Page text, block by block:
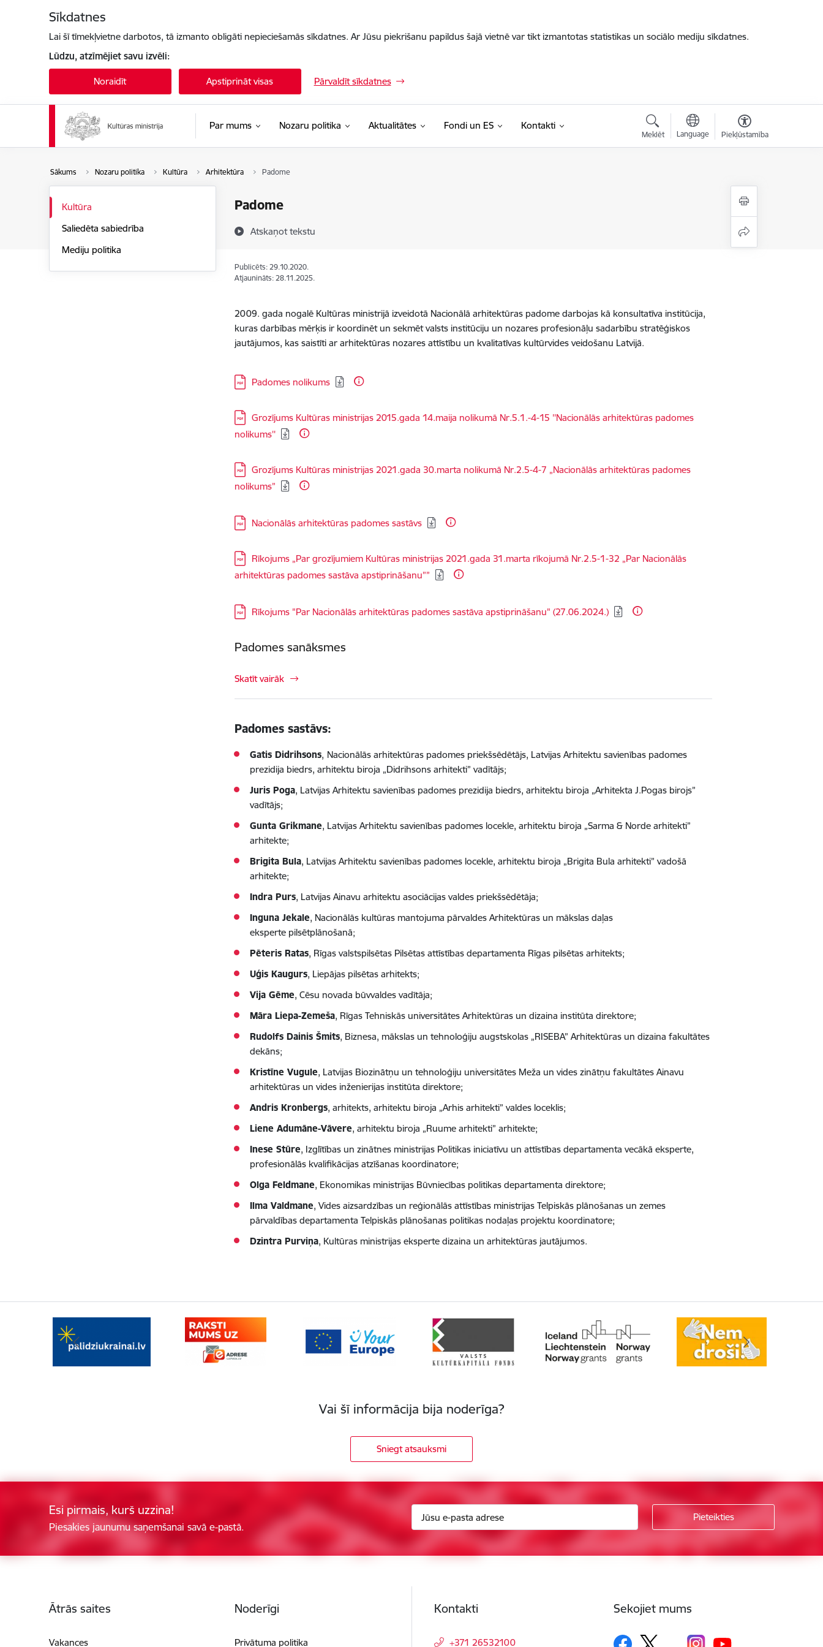
Sīkdatnes
Lai šī tīmekļvietne darbotos, tā izmanto obligāti nepieciešamās sīkdatnes. Ar Jūsu piekrišanu papildus šajā vietnē var tikt izmantotas statistikas un sociālo mediju sīkdatnes.
Lūdzu, atzīmējiet savu izvēli:
Noraidīt Apstiprināt visas Pārvaldīt sīkdatnes
Par mums Nozaru politika Aktualitātes Fondi un ES Kontakti
Meklēt Language Piekļūstamība
Sākums Nozaru politika Kultūra Arhitektūra Padome
Padome
Atskaņot tekstu
Kultūra
Saliedēta sabiedrība
Mediju politika
Publicēts: 29.10.2020.
Atjaunināts: 28.11.2025.
2009. gada nogalē Kultūras ministrijā izveidotā Nacionālā arhitektūras padome darbojas kā konsultatīva institūcija,
kuras darbības mērķis ir koordinēt un sekmēt valsts institūciju un nozares profesionāļu sadarbību stratēģiskos
jautājumos, kas saistīti ar arhitektūras nozares attīstību un kvalitatīvas kultūrvides veidošanu Latvijā.
Lejupielādēt:
Padomes nolikums
Lejupielādēt:
Grozījums Kultūras ministrijas 2015.gada 14.maija nolikumā Nr.5.1.-4-15 ''Nacionālās arhitektūras padomes
nolikums''
Lejupielādēt:
Grozījums Kultūras ministrijas 2021.gada 30.marta nolikumā Nr.2.5-4-7 „Nacionālās arhitektūras padomes
nolikums”
Lejupielādēt:
Nacionālās arhitektūras padomes sastāvs
Lejupielādēt:
Rīkojums „Par grozījumiem Kultūras ministrijas 2021.gada 31.marta rīkojumā Nr.2.5-1-32 „Par Nacionālās
arhitektūras padomes sastāva apstiprināšanu””
Lejupielādēt:
Rīkojums "Par Nacionālās arhitektūras padomes sastāva apstiprināšanu" (27.06.2024.)
Padomes sanāksmes
Skatīt vairāk
Padomes sastāvs:
Gatis Didrihsons, Nacionālās arhitektūras padomes priekšsēdētājs, Latvijas Arhitektu savienības padomes
prezidija biedrs, arhitektu biroja „Didrihsons arhitekti” vadītājs;
Juris Poga, Latvijas Arhitektu savienības padomes prezidija biedrs, arhitektu biroja „Arhitekta J.Pogas birojs”
vadītājs;
Gunta Grikmane, Latvijas Arhitektu savienības padomes locekle, arhitektu biroja „Sarma & Norde arhitekti”
arhitekte;
Brigita Bula, Latvijas Arhitektu savienības padomes locekle, arhitektu biroja „Brigita Bula arhitekti” vadošā
arhitekte;
Indra Purs, Latvijas Ainavu arhitektu asociācijas valdes priekšsēdētāja;
Inguna Jekale, Nacionālās kultūras mantojuma pārvaldes Arhitektūras un mākslas daļas
eksperte pilsētplānošanā;
Pēteris Ratas, Rīgas valstspilsētas Pilsētas attīstības departamenta Rīgas pilsētas arhitekts;
Uģis Kaugurs, Liepājas pilsētas arhitekts;
Vija Gēme, Cēsu novada būvvaldes vadītāja;
Māra Liepa-Zemeša, Rīgas Tehniskās universitātes Arhitektūras un dizaina institūta direktore;
Rudolfs Dainis Šmits, Biznesa, mākslas un tehnoloģiju augstskolas „RISEBA” Arhitektūras un dizaina fakultātes
dekāns;
Kristīne Vugule, Latvijas Biozinātņu un tehnoloģiju universitātes Meža un vides zinātņu fakultātes Ainavu
arhitektūras un vides inženierijas institūta direktore;
Andris Kronbergs, arhitekts, arhitektu biroja „Arhis arhitekti” valdes loceklis;
Liene Adumāne-Vāvere, arhitektu biroja „Ruume arhitekti” arhitekte;
Inese Stūre, Izglītības un zinātnes ministrijas Politikas iniciatīvu un attīstības departamenta vecākā eksperte,
profesionālās kvalifikācijas atzīšanas koordinatore;
Olga Feldmane, Ekonomikas ministrijas Būvniecības politikas departamenta direktore;
Ilma Valdmane, Vides aizsardzības un reģionālās attīstības ministrijas Telpiskās plānošanas un zemes
pārvaldības departamenta Telpiskās plānošanas politikas nodaļas projektu koordinatore;
Dzintra Purviņa, Kultūras ministrijas eksperte dizaina un arhitektūras jautājumos.
Vai šī informācija bija noderīga?
Sniegt atsauksmi
Esi pirmais, kurš uzzina!
Piesakies jaunumu saņemšanai savā e-pastā.
Ātrās saites
Vakances
Noderīgi
Privātuma politika
Kontakti
+371 26532100
Sekojiet mums